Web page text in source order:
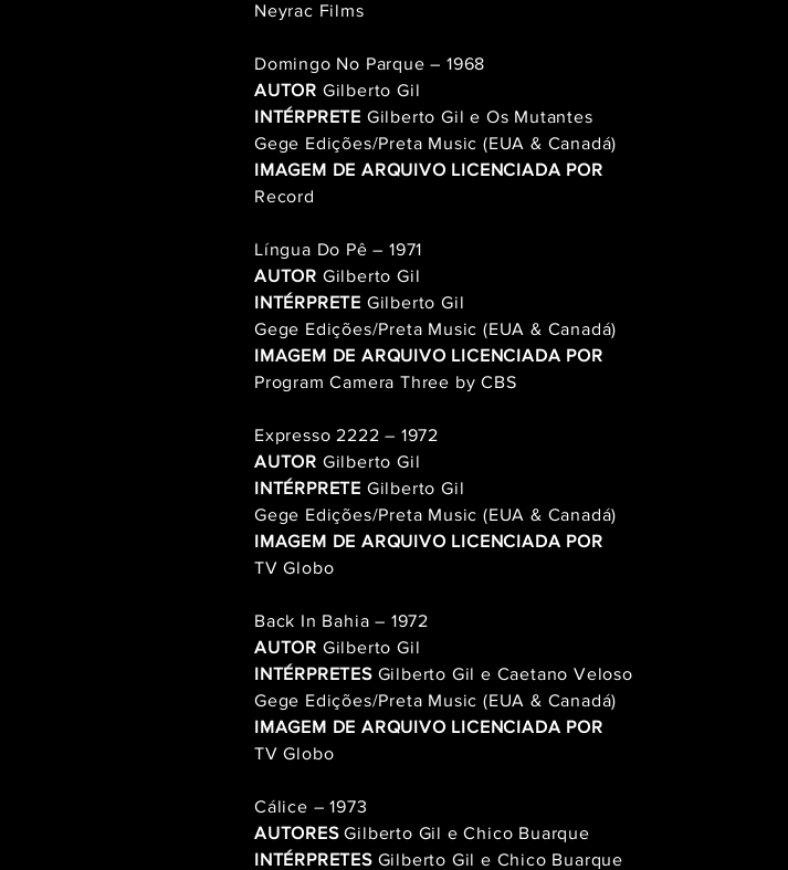
Neyrac Films
Domingo No Parque – 1968
AUTOR Gilberto Gil
INTÉRPRETE Gilberto Gil e Os Mutantes
Gege Edições/Preta Music (EUA & Canadá)
IMAGEM DE ARQUIVO LICENCIADA POR
Record
Língua Do Pê – 1971
AUTOR Gilberto Gil
INTÉRPRETE Gilberto Gil
Gege Edições/Preta Music (EUA & Canadá)
IMAGEM DE ARQUIVO LICENCIADA POR
Program Camera Three by CBS
Expresso 2222 – 1972
AUTOR Gilberto Gil
INTÉRPRETE Gilberto Gil
Gege Edições/Preta Music (EUA & Canadá)
IMAGEM DE ARQUIVO LICENCIADA POR
TV Globo
Back In Bahia – 1972
AUTOR Gilberto Gil
INTÉRPRETESGilberto Gil e Caetano Veloso
Gege Edições/Preta Music (EUA & Canadá)
IMAGEM DE ARQUIVO LICENCIADA POR
TV Globo
Cálice – 1973
AUTORESGilberto Gil e Chico Buarque
INTÉRPRETESGilberto Gil e Chico Buarque